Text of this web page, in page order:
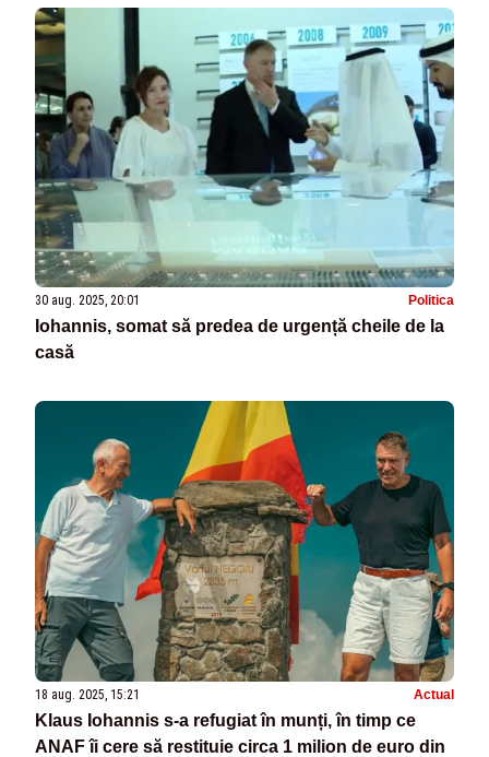
30 aug. 2025, 20:01 Politica
Iohannis, somat să predea de urgență cheile de la
casă
18 aug. 2025, 15:21 Actual
Klaus Iohannis s-a refugiat în munți, în timp ce
ANAF îi cere să restituie circa 1 milion de euro din